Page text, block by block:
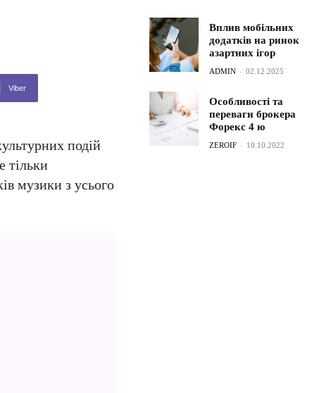
Viber
подій
тільки
музики з усього
Вплив мобільних
додатків на ринок
азартних ігор
ADMIN - 02.12.2025
Особливості та
переваги брокера
Форекс 4 ю
ZEROIF - 10.10.2022